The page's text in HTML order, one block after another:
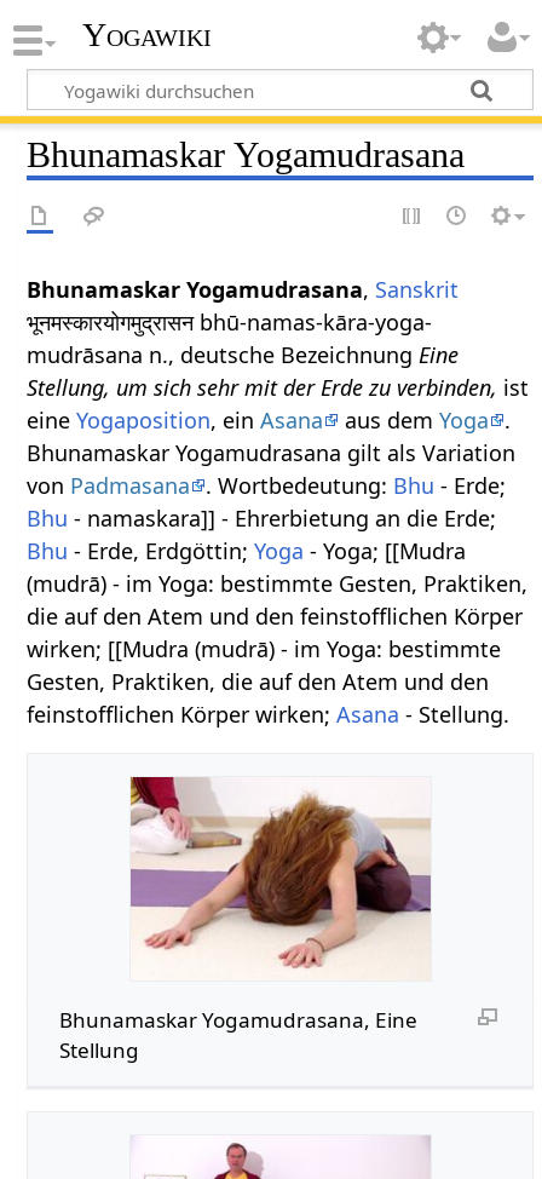
Yogawiki
Bhunamaskar Yogamudrasana
Bhunamaskar Yogamudrasana, Sanskrit
भूनमस्कारयोगमुद्रासन bhū-namas-kāra-yoga-
mudrāsana n., deutsche BezeichnungEine
Stellung, um sich sehr mit der Erde zu verbinden, ist
eineYogaposition, einAsana aus demYoga
.
Bhunamaskar Yogamudrasana gilt als Variation
von Padmasana . Wortbedeutung: Bhu - Erde;
Bhu - namaskara]] - Ehrerbietung an die Erde;
Bhu - Erde, Erdgöttin;Yoga - Yoga; [[Mudra
(mudrā) - im Yoga: bestimmte Gesten, Praktiken,
die auf den Atem und den feinstofflichen Körper
wirken; [[Mudra (mudrā) - im Yoga: bestimmte
Gesten, Praktiken, die auf den Atem und den
feinstofflichen Körper wirken;Asana - Stellung.
Bhunamaskar Yogamudrasana, Eine
Stellung